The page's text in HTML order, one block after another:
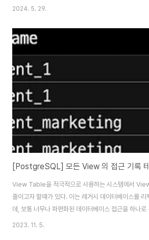
태를 지원하고 있고 이를 통해 성능 개선이 가능하다
와 같이 여러 Join을 진행하는 실제 쿼리가 있다
title, i.icon_url FROM institutions i INNER JOIN
interested_corporations ic ON i.id =
2024. 5. 29.
View Table을 적극적으로 사용하는 시스템에서
줄이고자 할때가 있다. 이는 레거시 데이터베이스를 리
데, 보통 너무나 파편화된 데이터베이스 접근을 하나로
보통 ORM을 사용하는 경우에는 이러한 리팩토링이 쉽
2023. 11. 5.